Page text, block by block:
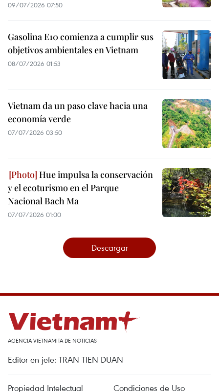
09/07/2026 07:50
Gasolina E10 comienza a cumplir sus
objetivos ambientales en Vietnam
08/07/2026 01:53
Vietnam da un paso clave hacia una
economía verde
07/07/2026 03:50
Hue impulsa la conservación
y el ecoturismo en el Parque
Nacional Bach Ma
07/07/2026 01:00
Descargar
AGENCIA VIETNAMITA DE NOTICIAS
Editor en jefe: TRAN TIEN DUAN
Propiedad Intelectual Condiciones de Uso